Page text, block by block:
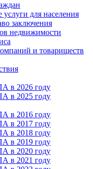
для населения
заключения
недвижимости
и товариществ
в 2026 году
в 2025 году
в 2016 году
в 2017 году
в 2018 году
в 2019 году
в 2020 году
в 2021 году